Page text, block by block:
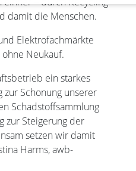
damit die Menschen.
Elektrofachmärkte
Neukauf.
ein starkes
Schonung unserer
Schadstoffsammlung
zur Steigerung der
setzen wir damit
Harms, awb-